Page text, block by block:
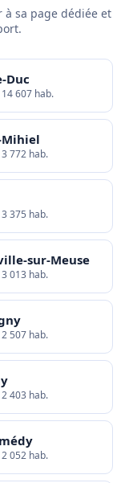
à sa page dédiée et
Duc
14 607 hab.
3 772 hab.
3 375 hab.
sur-Meuse
3 013 hab.
2 507 hab.
2 403 hab.
2 052 hab.